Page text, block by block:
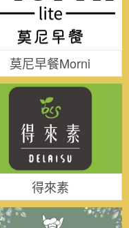
莫尼早餐Morni
得來素